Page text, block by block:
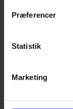
Præferencer
Statistik
Marketing
Dobbelt